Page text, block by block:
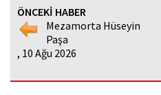
ÖNCEKİ HABER
Mezamorta Hüseyin
Paşa
, 10 Ağu 2026